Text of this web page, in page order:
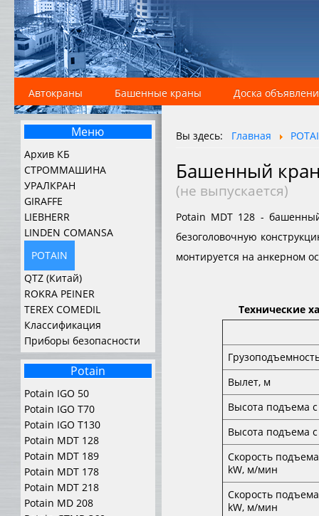
Автокраны Башенные краны Доска
Меню
Архив КБ
СТРОММАШИНА
УРАЛКРАН
GIRAFFE
LIEBHERR
LINDEN COMANSA
POTAIN
QTZ (Китай)
ROKRA PEINER
TEREX COMEDIL
Классификация
Приборы безопасности
Potain
Potain IGO 50
Potain IGO T70
Potain IGO T130
Potain MDT 128
Potain MDT 189
Potain MDT 178
Potain MDT 218
Potain MD 208
Вы здесь: Главная
Башенный
(не выпускается)
Potain MDT 128 -
безоголовочную
монтируется на анкерном
Технические
Вылет, м
Высота подъема
Высота подъема
Скорость
kW, м/мин
Скорость
kW, м/мин